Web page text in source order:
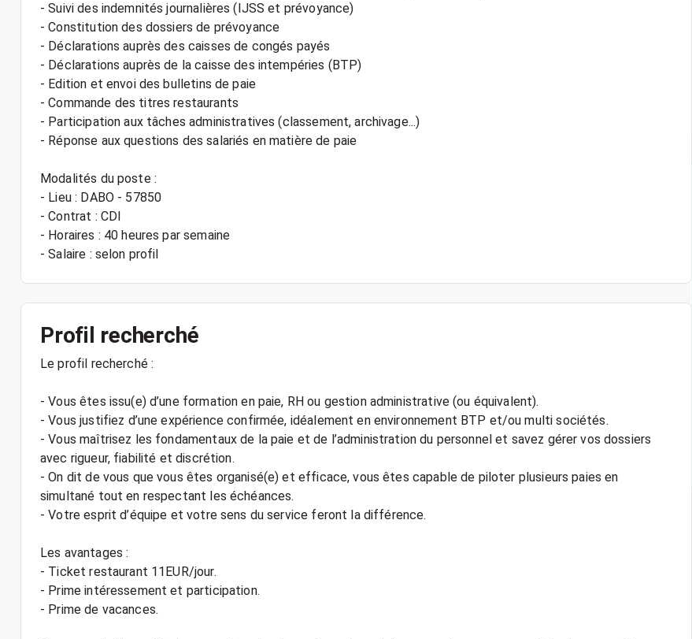
- Suivi des indemnités journalières (IJSS et prévoyance)
- Constitution des dossiers de prévoyance
- Déclarations auprès des caisses de congés payés
- Déclarations auprès de la caisse des intempéries (BTP)
- Edition et envoi des bulletins de paie
- Commande des titres restaurants
- Participation aux tâches administratives (classement, archivage...)
- Réponse aux questions des salariés en matière de paie
Modalités du poste :
- Lieu : DABO - 57850
- Contrat : CDI
- Horaires : 40 heures par semaine
Profil recherché
Le profil recherché :
- Vous êtes issu(e) d’une formation en paie, RH ou gestion administrative (ou équivalent).
- Vous justifiez d’une expérience confirmée, idéalement en environnement BTP et/ou multi sociétés.
- Vous maîtrisez les fondamentaux de la paie et de l’administration du personnel et savez gérer vos dossiers
avec rigueur, fiabilité et discrétion.
- On dit de vous que vous êtes organisé(e) et efficace, vous êtes capable de piloter plusieurs paies en
simultané tout en respectant les échéances.
- Votre esprit d’équipe et votre sens du service feront la différence.
Les avantages :
- Ticket restaurant 11EUR/jour.
- Prime intéressement et participation.
- Prime de vacances.